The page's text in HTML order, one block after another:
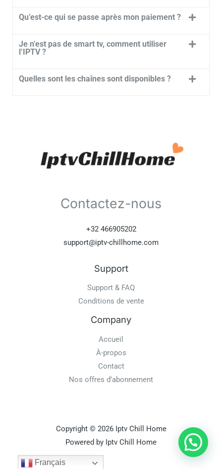
Qu’est-ce qui se passe après mon paiement ?
Je n’est pas de smart tv, comment utiliser
l’IPTV ?
Quelles sont les chaînes sont disponibles ?
Contactez-nous
+32 466905202
support@iptv-chillhome.com
Support
Support & FAQ
Conditions de vente
Company
Accueil
À-propos
Contact
Nos offres d’abonnement
Copyright © 2026 Iptv Chill Home
Powered by Iptv Chill Home
Français